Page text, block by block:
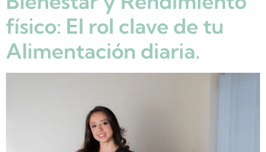
físico: El rol clave de tu
Alimentación diaria.